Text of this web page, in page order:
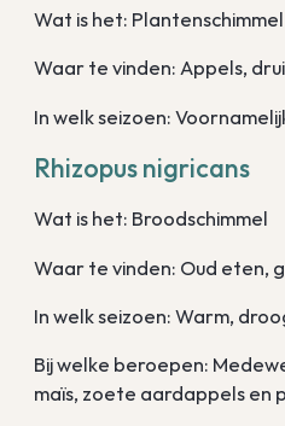
Wat is het:
Waar te vinden: Appels,
In welk seizoen:
Rhizopus nigricans
Wat is het: Broodschimmel
Waar te vinden: Oud eten,
In welk seizoen: Warm,
Bij welke beroepen:
maïs, zoete aardappels en